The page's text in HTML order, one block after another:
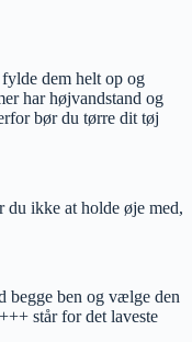
dem helt op og
har højvandstand og
bør du tørre dit tøj
du ikke at holde øje med,
begge ben og vælge den
står for det laveste